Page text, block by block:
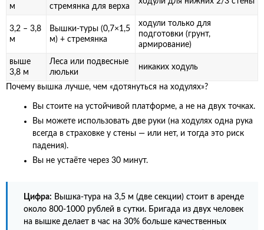
м стремянка для верха
3,2 – 3,8
м
Вышки-туры (0,7×1,5
м) + стремянка
ходули только для
подготовки (грунт,
армирование)
выше
3,8 м
Леса или подвесные
люльки
никаких ходуль
Почему вышка лучше, чем «дотянуться на ходулях»?
Вы стоите на устойчивой платформе, а не на двух точках.
Вы можете использовать две руки (на ходулях одна рука
всегда в страховке у стены — или нет, и тогда это риск
падения).
Вы не устаёте через 30 минут.
Цифра: Вышка-тура на 3,5 м (две секции) стоит в аренде
около 800-1000 рублей в сутки. Бригада из двух человек
на вышке делает в час на 30% больше качественных